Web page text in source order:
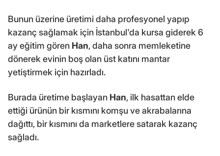
Bunun üzerine üretimi daha profesyonel yapıp
kazanç sağlamak için İstanbul'da kursa giderek 6
ay eğitim gören Han, daha sonra memleketine
dönerek evinin boş olan üst katını mantar
yetiştirmek için hazırladı.
Burada üretime başlayan Han, ilk hasattan elde
ettiği ürünün bir kısmını komşu ve akrabalarına
dağıttı, bir kısmını da marketlere satarak kazanç
sağladı.